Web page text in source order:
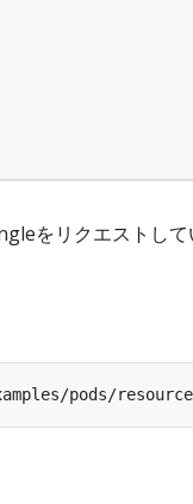
をリクエストして